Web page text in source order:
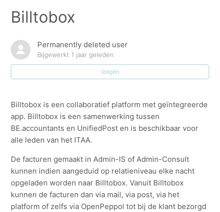
DMS Addon for "new Outlook"
PDF generator - Batch facturatie
API: activatie en configuratie
Archiving
Billtobox
Billtobox
Permanently deleted user
Bijgewerkt 1 jaar geleden
Volgen
Billtobox is een collaboratief platform met geïntegreerde
app. Billtobox is een samenwerking tussen
BE.accountants en UnifiedPost en is beschikbaar voor
alle leden van het ITAA.
De facturen gemaakt in Admin-IS of Admin-Consult
kunnen indien aangeduid op relatieniveau elke nacht
opgeladen worden naar Billtobox. Vanuit Billtobox
kunnen de facturen dan via mail, via post, via het
platform of zelfs via OpenPeppol tot bij de klant bezorgd